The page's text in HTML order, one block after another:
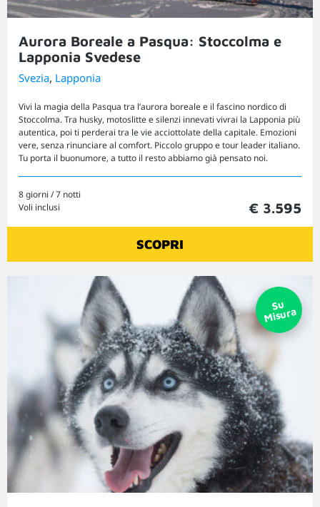
Aurora Boreale a Pasqua: Stoccolma e
Lapponia Svedese
Svezia, Lapponia
Vivi la magia della Pasqua tra l’aurora boreale e il fascino nordico di
Stoccolma. Tra husky, motoslitte e silenzi innevati vivrai la Lapponia più
autentica, poi ti perderai tra le vie acciottolate della capitale. Emozioni
vere, senza rinunciare al comfort. Piccolo gruppo e tour leader italiano.
Tu porta il buonumore, a tutto il resto abbiamo già pensato noi.
8 giorni / 7 notti
Voli inclusi
€ 3.595
SCOPRI